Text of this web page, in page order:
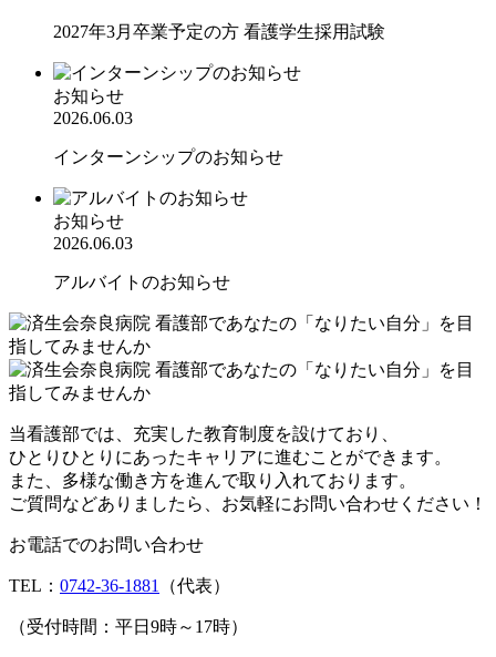
2027年3月卒業予定の方 看護学生採用試験
お知らせ
2026.06.03
インターンシップのお知らせ
お知らせ
2026.06.03
アルバイトのお知らせ
当看護部では、充実した教育制度を設けており、
ひとりひとりにあったキャリアに進むことができます。
また、多様な働き方を進んで取り入れております。
ご質問などありましたら、お気軽にお問い合わせください！
お電話でのお問い合わせ
TEL： 0742-36-1881 （代表）
（受付時間：平日9時～17時）